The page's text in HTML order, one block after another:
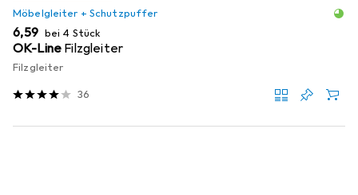
Möbelgleiter + Schutzpuffer
EUR
6,59 bei 4 Stück
OK-Line Filzgleiter
Filzgleiter
36